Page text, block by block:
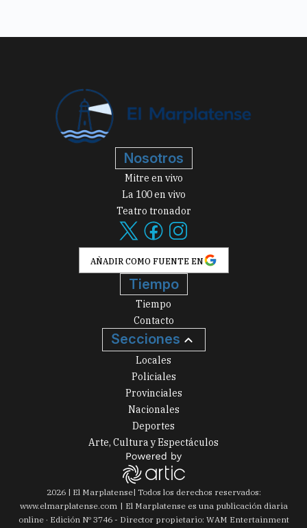
Nosotros
Mitre en vivo
La 100 en vivo
Teatro tronador
AÑADIR COMO FUENTE EN
Tiempo
Tiempo
Contacto
Secciones
Locales
Policiales
Provinciales
Nacionales
Deportes
Arte, Cultura y Espectáculos
2026| El Marplatense| Todos los derechos reservados:
www.elmarplatense.com
El Marplatense es una publicación diaria
online · Edición Nº 3746- Director propietario: WAM Entertainment